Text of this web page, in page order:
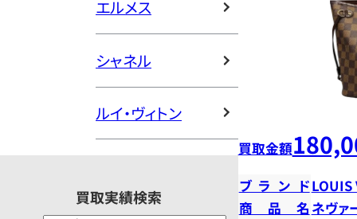
エルメス
シャネル
ルイ・ヴィトン
買取実績検索
買取金額
ブランドLOUIS
商品名 ネヴァ